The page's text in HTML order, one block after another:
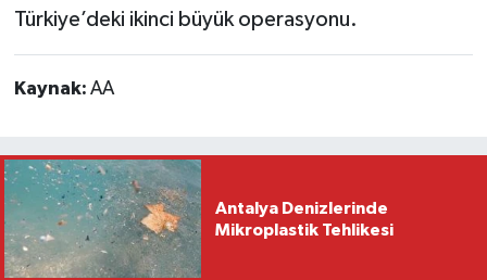
Türkiye’deki ikinci büyük operasyonu.
Kaynak: AA
Antalya Denizlerinde
Mikroplastik Tehlikesi